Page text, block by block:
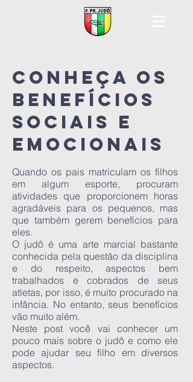
conheça os
benefícios
sociais e
emocionais
Quando os pais matriculam os filhos
em algum esporte, procuram
atividades que proporcionem horas
agradáveis para os pequenos, mas
que também gerem benefícios para
eles.
O judô é uma arte marcial bastante
conhecida pela questão da disciplina
e do respeito, aspectos bem
trabalhados e cobrados de seus
atletas, por isso, é muito procurado na
infância. No entanto, seus benefícios
vão muito além.
Neste post você vai conhecer um
pouco mais sobre o judô e como ele
pode ajudar seu filho em diversos
aspectos.